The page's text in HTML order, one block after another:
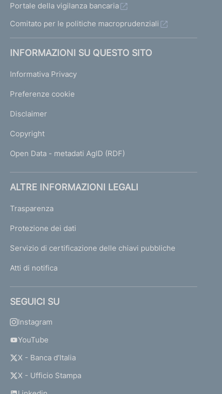
Portale della vigilanza bancaria
Comitato per le politiche macroprudenziali
INFORMAZIONI SU QUESTO SITO
Informativa Privacy
Preferenze cookie
Disclaimer
Copyright
Open Data - metadati AgID (RDF)
ALTRE INFORMAZIONI LEGALI
Trasparenza
Protezione dei dati
Servizio di certificazione delle chiavi pubbliche
Atti di notifica
SEGUICI SU
Instagram
YouTube
X - Banca d’Italia
X - Ufficio Stampa